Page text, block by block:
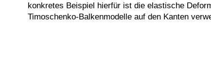
konkretes Beispiel hierfür ist die elastische
Timoschenko-Balkenmodelle auf den Kanten